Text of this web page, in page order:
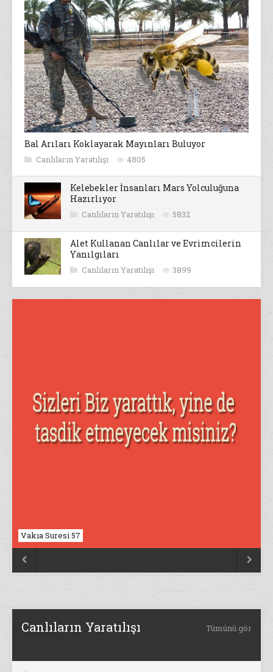
Bal Arıları Koklayarak Mayınları Buluyor
Canlıların Yaratılışı 4805
Kelebekler İnsanları Mars Yolculuğuna
Hazırlıyor
Canlıların Yaratılışı 5832
Alet Kullanan Canlılar ve Evrimcilerin
Yanılgıları
Canlıların Yaratılışı 3899
Vakıa Suresi 57
Nahl Suresi 17
 
Canlıların Yaratılışı Tümünü gör